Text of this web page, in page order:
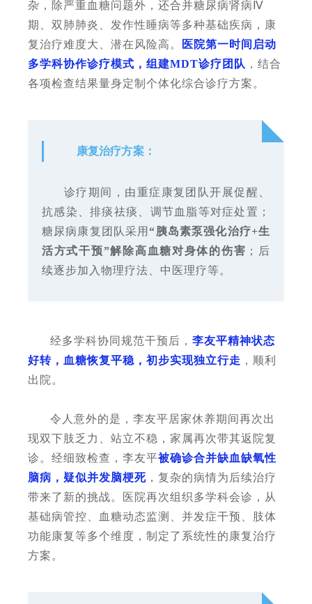
杂，除严重血糖问题外，还合并糖尿病肾病Ⅳ
期、双肺肺炎、发作性睡病等多种基础疾病，康
复治疗难度大、潜在风险高。
医院第一时间启动
多学科协作诊疗模式，组建MDT诊疗团队 ，结合
各项检查结果量身定制个体化综合诊疗方案。
康复治疗方案：
诊疗期间，由重症康复团队开展促醒、
抗感染、排痰祛痰、调节血脂等对症处置；
糖尿病康复团队采用“胰岛素泵强化治疗+生
活方式干预”解除高血糖对身体的伤害 ；后
续逐步加入物理疗法、中医理疗等。
经多学科协同规范干预后， 李友平精神状态
好转，血糖恢复平稳，初步实现独立行走 ，顺利
出院。
令人意外的是，李友平居家休养期间再次出
现双下肢乏力、站立不稳，家属再次带其返院复
诊。经细致检查，李友平被确诊合并缺血缺氧性
脑病，疑似并发脑梗死 ，复杂的病情为后续治疗
带来了新的挑战。医院再次组织多学科会诊，从
基础病管控、血糖动态监测、并发症干预、肢体
功能康复等多个维度，制定了系统性的康复治疗
方案。